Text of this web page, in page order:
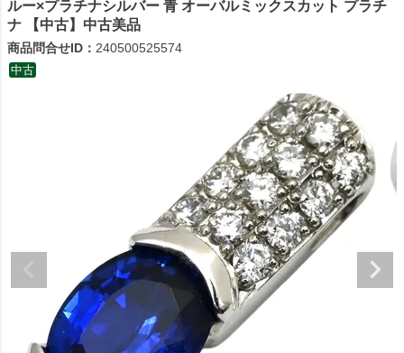
ルー×プラチナシルバー 青 オーバルミックスカット プラチ
ナ 【中古】中古美品
商品問合せID： 240500525574
中古